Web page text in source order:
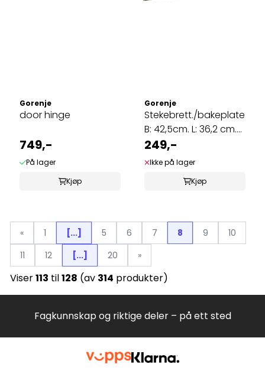
Gorenje
door hinge
749,-
På lager
Kjøp
Gorenje
Stekebrett./bakeplate.
B: 42,5cm. L: 36,2 cm.
H: ...
249,-
Ikke på lager
Kjøp
« 1 [...] 5 6 7 8 9
10
11
12 [...] 20 »
Viser113 til128 (av 314 produkter)
Fagkunnskap og riktige deler – på ett sted